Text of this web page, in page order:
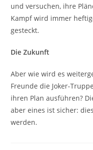
und versuchen, ihre
Kampf wird immer
gesteckt.
Die Zukunft
Aber wie wird es
Freunde die Joker-
ihren Plan ausführen?
aber eines ist sicher:
werden.